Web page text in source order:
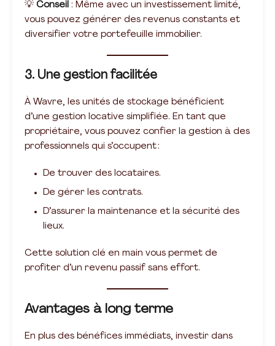
💡 Conseil : Même avec un investissement limité,
vous pouvez générer des revenus constants et
diversifier votre portefeuille immobilier.
3. Une gestion facilitée
À Wavre, les unités de stockage bénéficient
d’une gestion locative simplifiée. En tant que
propriétaire, vous pouvez confier la gestion à des
professionnels qui s’occupent :
De trouver des locataires.
De gérer les contrats.
D’assurer la maintenance et la sécurité des
lieux.
Cette solution clé en main vous permet de
profiter d’un revenu passif sans effort.
Avantages à long terme
En plus des bénéfices immédiats, investir dans